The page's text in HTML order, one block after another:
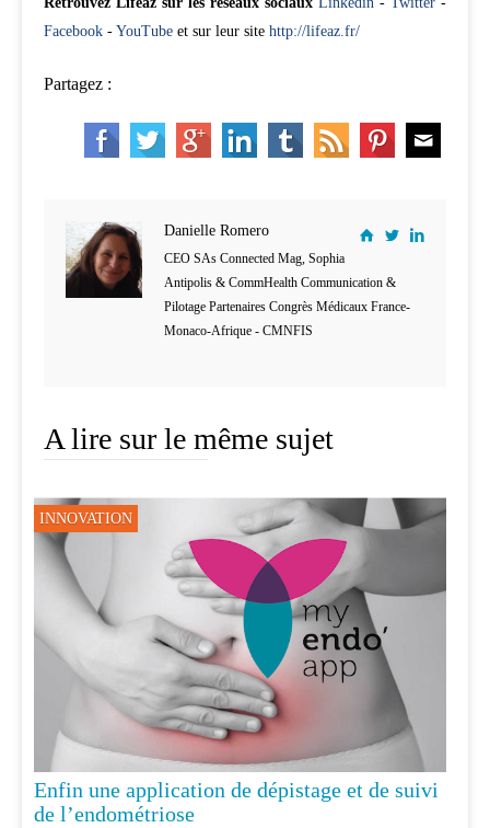
Facebook - YouTube et sur leur site http://lifeaz.fr/
Partagez :
Danielle Romero
CEO SAs Connected Mag, Sophia
Antipolis & CommHealth Communication &
Pilotage Partenaires Congrès Médicaux France-
Monaco-Afrique - CMNFIS
A lire sur le même sujet
INNOVATION
Enfin une application de dépistage et de suivi
de l’endométriose